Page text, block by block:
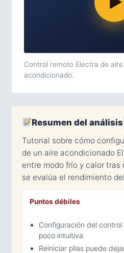
Control remoto Electra de aire
acondicionado.
Resumen del análisis
Tutorial sobre cómo
de un aire acondicionado
entre modo frío y calor tras
se evalúa el rendimiento
Puntos débiles
Configuración del
poco intuitiva
Reiniciar pilas puede